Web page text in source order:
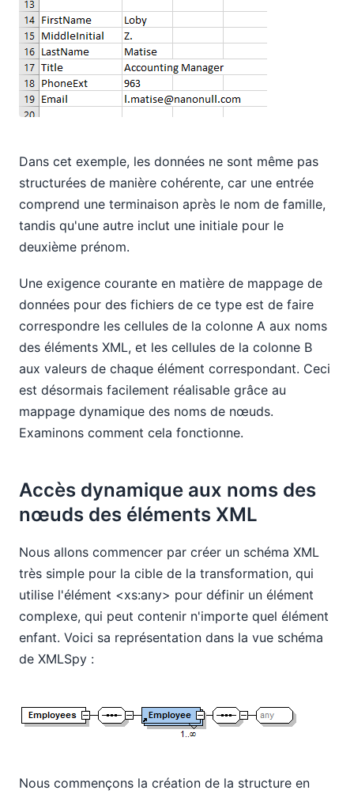
Dans cet exemple, les données ne sont même pas
structurées de manière cohérente, car une entrée
comprend une terminaison après le nom de famille,
tandis qu'une autre inclut une initiale pour le
deuxième prénom.
Une exigence courante en matière de mappage de
données pour des fichiers de ce type est de faire
correspondre les cellules de la colonne A aux noms
des éléments XML, et les cellules de la colonne B
aux valeurs de chaque élément correspondant. Ceci
est désormais facilement réalisable grâce au
mappage dynamique des noms de nœuds.
Examinons comment cela fonctionne.
Accès dynamique aux noms des
nœuds des éléments XML
Nous allons commencer par créer un schéma XML
très simple pour la cible de la transformation, qui
utilise l'élément <xs:any> pour définir un élément
complexe, qui peut contenir n'importe quel élément
enfant. Voici sa représentation dans la vue schéma
de XMLSpy :
Nous commençons la création de la structure en